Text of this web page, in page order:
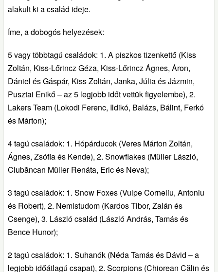
alakult ki a család ideje.
Íme, a dobogós helyezések:
5 vagy többtagú családok: 1. A piszkos tizenkettő (Kiss
Zoltán, Kiss-Lőrincz Géza, Kiss-Lőrincz Ágnes, Áron,
Dániel és Gáspár, Kiss Zoltán, Janka, Júlia és Jázmin,
Pusztai Enikő – az 5 legjobb időt vettük figyelembe), 2.
Lakers Team (Lokodi Ferenc, Ildikó, Balázs, Bálint, Ferkó
és Márton);
4 tagú családok: 1. Hópárducok (Veres Márton Zoltán,
Ágnes, Zsófia és Kende), 2. Snowflakes (Müller László,
Ciubăncan Müller Renáta, Eric és Neva);
3 tagú családok: 1. Snow Foxes (Vulpe Corneliu, Antoniu
és Robert), 2. Nemistudom (Kardos Tibor, Zalán és
Csenge), 3. László család (László András, Tamás és
Bence Hunor);
2 tagú családok: 1. Suhanók (Néda Tamás és Dávid – a
legjobb időátlagú csapat), 2. Scorpions (Chiorean Călin és